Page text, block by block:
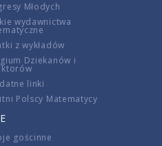
Młodych
wydawnictwa
z wykładów
Dziekanów i
linki
Polscy Matematycy
gościnne